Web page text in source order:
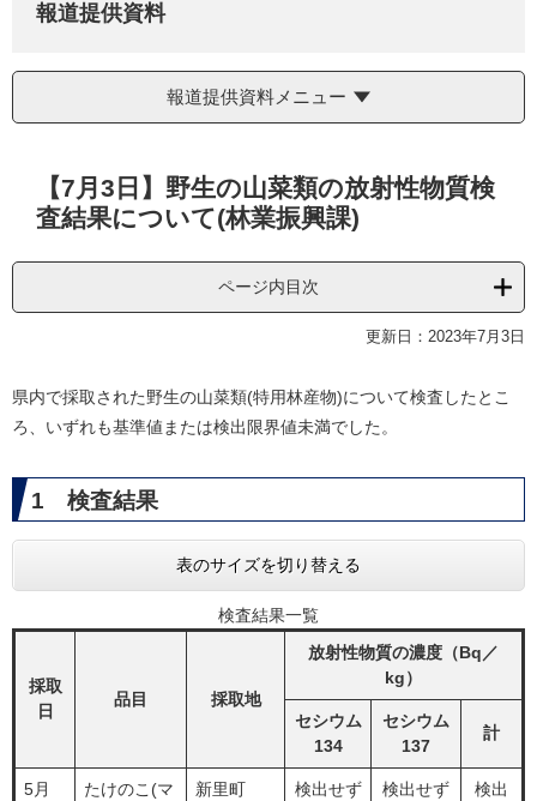
報道提供資料
報道提供資料メニュー
【7月3日】野生の山菜類の放射性物質検
査結果について(林業振興課)
ページ内目次
更新日：2023年7月3日
県内で採取された野生の山菜類(特用林産物)について検査したとこ
ろ、いずれも基準値または検出限界値未満でした。
1 検査結果
表のサイズを切り替える
検査結果一覧
採取
日
品目 採取地
放射性物質の濃度（Bq／
kg）
セシウム
134
セシウム
137
計
5月
たけのこ(マ
新里町
検出せず
検出せず
検出